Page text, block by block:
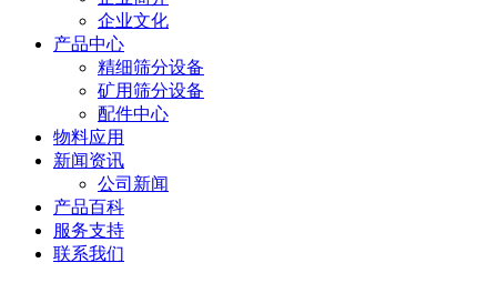
企业文化
产品中心
精细筛分设备
矿用筛分设备
配件中心
物料应用
新闻资讯
公司新闻
产品百科
服务支持
联系我们